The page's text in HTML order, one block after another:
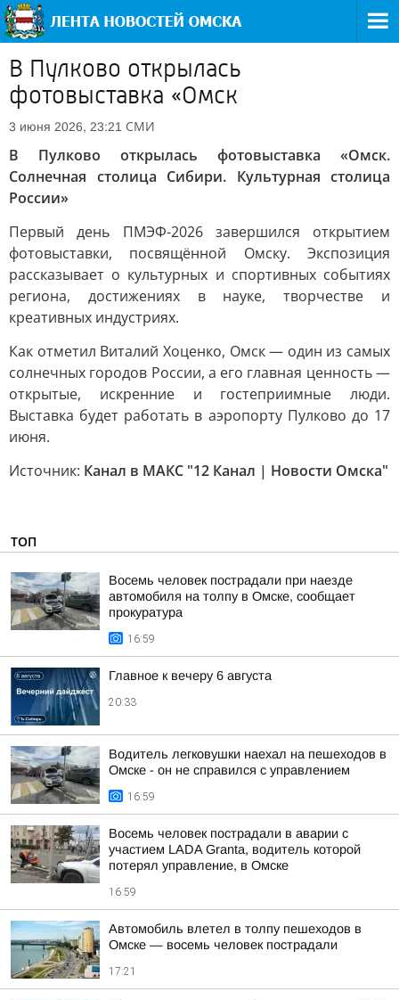
В Пулково открылась
фотовыставка «Омск
3 июня 2026, 23:21 СМИ
В Пулково открылась фотовыставка «Омск.
Солнечная столица Сибири. Культурная столица
России»
Первый день ПМЭФ-2026 завершился открытием
фотовыставки, посвящённой Омску. Экспозиция
рассказывает о культурных и спортивных событиях
региона, достижениях в науке, творчестве и
креативных индустриях.
Как отметил Виталий Хоценко, Омск — один из самых
солнечных городов России, а его главная ценность —
открытые, искренние и гостеприимные люди.
Выставка будет работать в аэропорту Пулково до 17
июня.
Источник: Канал в МАКС "12 Канал | Новости Омска"
ТОП
Восемь человек пострадали при наезде
автомобиля на толпу в Омске, сообщает
прокуратура
16:59
Главное к вечеру 6 августа
20:33
Водитель легковушки наехал на пешеходов в
Омске - он не справился с управлением
16:59
Восемь человек пострадали в аварии с
участием LADA Granta, водитель которой
потерял управление, в Омске
16:59
Автомобиль влетел в толпу пешеходов в
Омске — восемь человек пострадали
17:21